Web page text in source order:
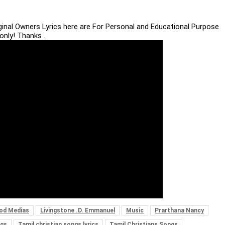
Owners Lyrics here are For Personal and Educational Purpose
Thanks .
Medias Livingstone .D. Emmanuel Music
Prarthana Nancy